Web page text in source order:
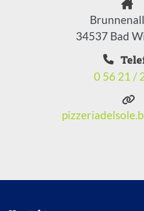
34537 Bad
0 56 21 /